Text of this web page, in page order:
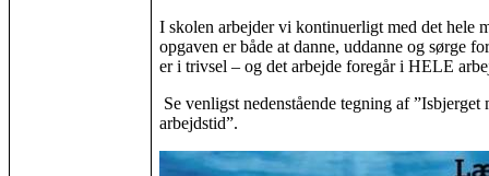
I skolen arbejder vi kontinuerligt med det hele
opgaven er både at danne, uddanne og sørge
er i trivsel – og det arbejde foregår i HELE
Se venligst nedenstående tegning af ”Isbjerget
arbejdstid”.